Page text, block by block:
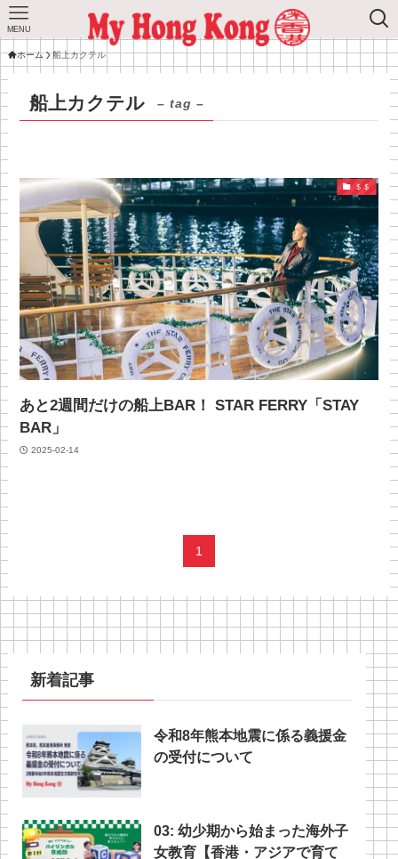
MENU
ホーム 船上カクテル
船上カクテル – tag –
＄＄
あと2週間だけの船上BAR！ STAR FERRY「STAY
BAR」
2025-02-14
1
新着記事
令和8年熊本地震に係る義援金
の受付について
03: 幼少期から始まった海外子
女教育【香港・アジアで育て